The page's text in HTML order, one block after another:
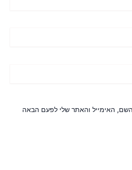
האימייל והאתר שלי לפעם הבאה